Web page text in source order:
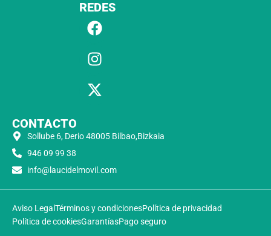
REDES
CONTACTO
Sollube 6, Derio 48005 Bilbao,Bizkaia
946 09 99 38
info@laucidelmovil.com
Aviso LegalTérminos y condicionesPolítica de privacidad
Política de cookiesGarantíasPago seguro